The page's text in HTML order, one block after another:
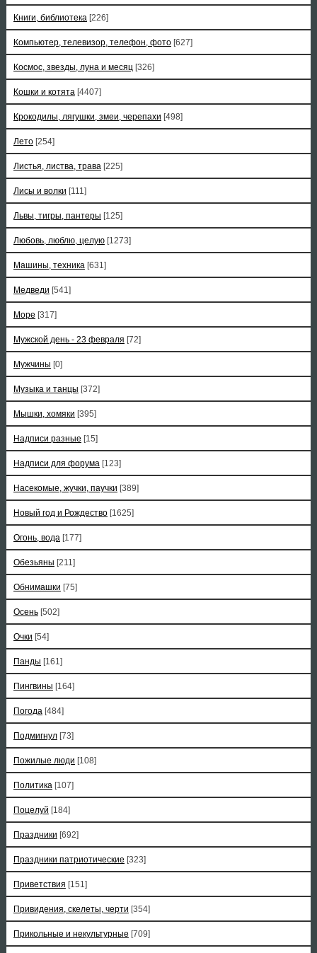
Книги, библиотека [226]
Компьютер, телевизор, телефон, фото [627]
Космос, звезды, луна и месяц [326]
Кошки и котята [4407]
Крокодилы, лягушки, змеи, черепахи [498]
Лето [254]
Листья, листва, трава [225]
Лисы и волки [111]
Львы, тигры, пантеры [125]
Любовь, люблю, целую [1273]
Машины, техника [631]
Медведи [541]
Море [317]
Мужской день - 23 февраля [72]
Мужчины [0]
Музыка и танцы [372]
Мышки, хомяки [395]
Надписи разные [15]
Надписи для форума [123]
Насекомые, жучки, паучки [389]
Новый год и Рождество [1625]
Огонь, вода [177]
Обезьяны [211]
Обнимашки [75]
Осень [502]
Очки [54]
Панды [161]
Пингвины [164]
Погода [484]
Подмигнул [73]
Пожилые люди [108]
Политика [107]
Поцелуй [184]
Праздники [692]
Праздники патриотические [323]
Приветствия [151]
Привидения, скелеты, черти [354]
Прикольные и некультурные [709]